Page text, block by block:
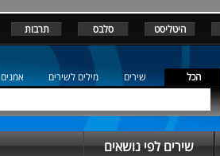
היטליסט סלבס תרבות
הכל שירים מילים לשירים אמנים
שירים לפי נושאים